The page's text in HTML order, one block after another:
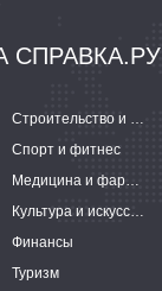
СПРАВКА.РУ
Строительство и ремонт
Спорт и фитнес
Медицина и фармацевтика
Культура и искусство
Финансы
Туризм